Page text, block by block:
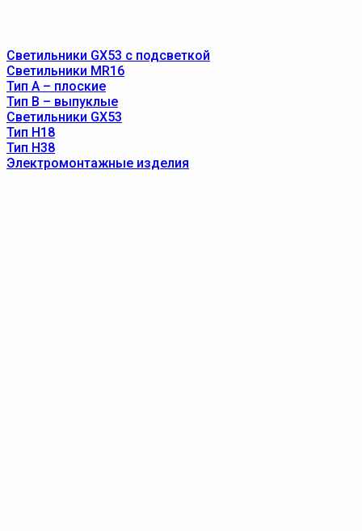
Светильники GX53 с подсветкой
Светильники MR16
Тип A – плоские
Тип B – выпуклые
Светильники GX53
Тип Н18
Тип Н38
Электромонтажные изделия